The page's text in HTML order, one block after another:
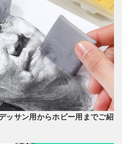
ッサン用からホビー用までご紹